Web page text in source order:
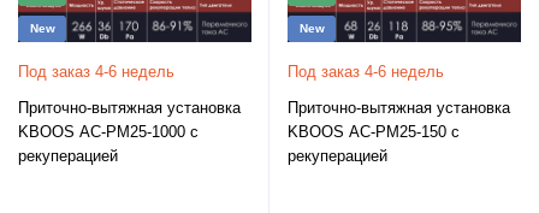
New
Под заказ 4-6 недель
Приточно-вытяжная установка
KBOOS AC-PM25-1000 с
рекуперацией
New
Под заказ 4-6 недель
Приточно-вытяжная установка
KBOOS AC-PM25-150 с
рекуперацией